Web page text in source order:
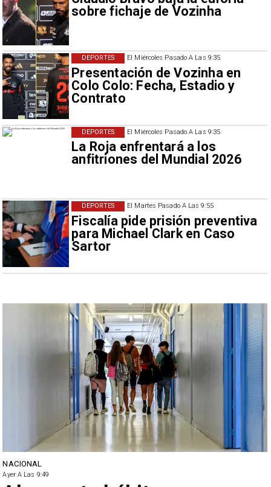
sobre fichaje de Vozinha
El Miércoles Pasado A Las 9:35
Presentación de Vozinha en
Colo Colo: Fecha, Estadio y
Contrato
DEPORTES
El Miércoles Pasado A Las 9:35
La Roja enfrentará a los
anfitriones del Mundial 2026
DEPORTES
El Martes Pasado A Las 9:55
Fiscalía pide prisión preventiva
para Michael Clark en Caso
Sartor
DEPORTES
NACIONAL
Ayer A Las 9:49